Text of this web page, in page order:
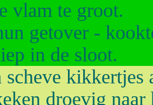
vlam te groot.
getover -
in de sloot.
kikkertjes
droevig